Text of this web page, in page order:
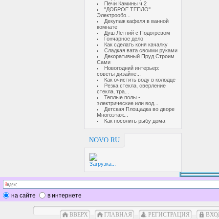
Печи Камины ч.2
"ДОБРОЕ ТЕПЛО"
Электрообо...
Декупаж кафеля в ванной
комнате
Душ Летний с Подогревом
Гончарное дело
Как сделать коня качалку
Сладкая вата своими руками
Декоративный Пруд Строим
Сами
Новогодний интерьер:
советы дизайне...
Как очистить воду в колодце
Резка стекла, сверление
стекла, тра...
Теплые полы -
электрические или вод...
Детская Площадка во дворе
Многоэтаж...
Как посолить рыбу дома
NOVO.RU
Загрузка...
на сайте в интернете
ВВЕРХ ГЛАВНАЯ РЕГИСТРАЦИЯ